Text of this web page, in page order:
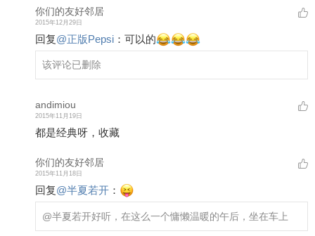
你们的友好邻居
2015年12月29日
回复@正版Pepsi ： 可以的
该评论已删除
andimiou
2015年11月19日
都是经典呀，收藏
你们的友好邻居
2015年11月18日
回复@半夏若开 ：
@半夏若开好听，在这么一个慵懒温暖的午后，坐在车上